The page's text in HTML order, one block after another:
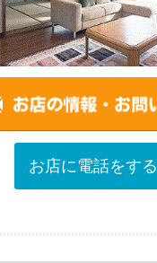
お店に電話をする